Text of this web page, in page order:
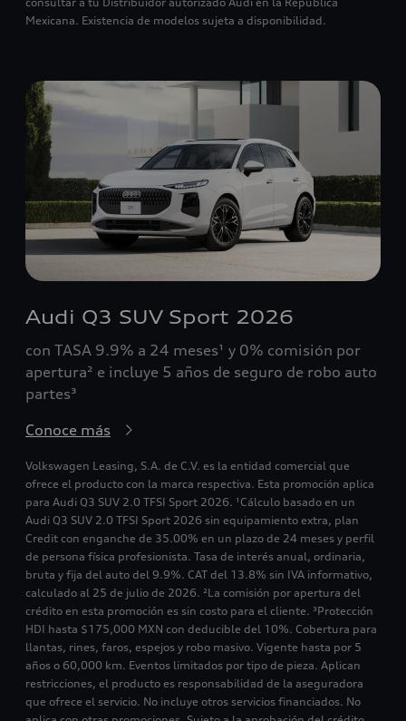
Mexicana. Existencia de modelos sujeta a disponibilidad.
Audi Q3 SUV Sport 2026
con TASA 9.9% a 24 meses¹ y 0% comisión por
apertura² e incluye 5 años de seguro de robo auto
partes³
Conoce más
Volkswagen Leasing, S.A. de C.V. es la entidad comercial que
ofrece el producto con la marca respectiva. Esta promoción aplica
para Audi Q3 SUV 2.0 TFSI Sport 2026. ¹Cálculo basado en un
Audi Q3 SUV 2.0 TFSI Sport 2026 sin equipamiento extra, plan
Credit con enganche de 35.00% en un plazo de 24 meses y perfil
de persona física profesionista. Tasa de interés anual, ordinaria,
bruta y fija del auto del 9.9%. CAT del 13.8% sin IVA informativo,
calculado al 25 de julio de 2026. ²La comisión por apertura del
crédito en esta promoción es sin costo para el cliente. ³Protección
HDI hasta $175,000 MXN con deducible del 10%. Cobertura para
llantas, rines, faros, espejos y robo masivo. Vigente hasta por 5
años o 60,000 km. Eventos limitados por tipo de pieza. Aplican
restricciones, el producto es responsabilidad de la aseguradora
que ofrece el servicio. No incluye otros servicios financiados. No